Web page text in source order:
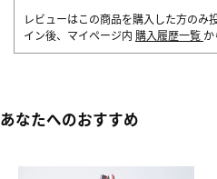
レビューはこの商品を購入した方のみ
イン後、マイページ内 購入履歴一覧 か
あなたへのおすすめ